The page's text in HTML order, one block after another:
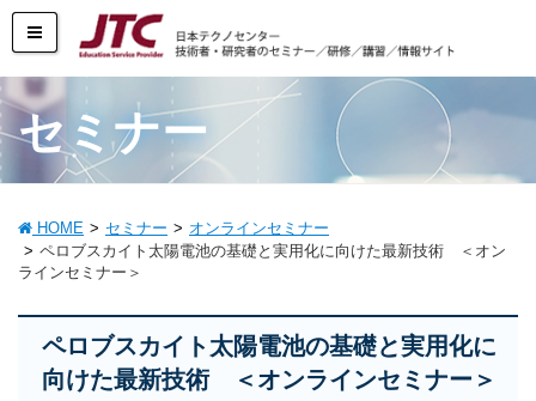
セミナー
HOME セミナー
オンラインセミナー
ペロブスカイト太陽電池の基礎と実用化に向けた最新技術 ＜オン
ラインセミナー＞
ペロブスカイト太陽電池の基礎と実用化に
向けた最新技術 ＜オンラインセミナー＞